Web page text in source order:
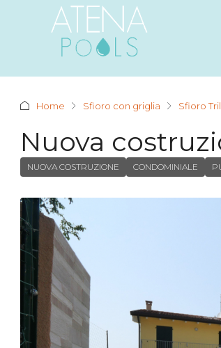
Home Sfioro con griglia Sfioro
Nuova
NUOVA COSTRUZIONE CONDOMINIALE